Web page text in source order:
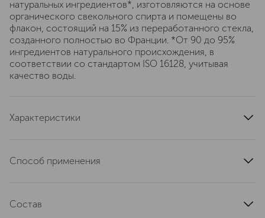
натуральных ингредиентов*, изготовляются на основе
органического свекольного спирта и помещены во
флакон, состоящий на 15% из переработанного стекла,
созданного полностью во Франции. *От 90 до 95%
ингредиентов натурального происхождения, в
соответствии со стандартом ISO 16128, учитывая
качество воды.
Характеристики
верхние ноты
артикул
G014745
Способ применения
Состав